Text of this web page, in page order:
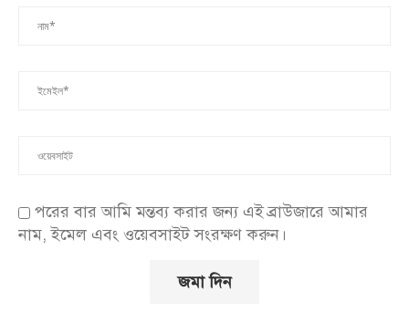
পরের বার আমি মন্তব্য করার জন্য এই ব্রাউজারে আমার
নাম, ইমেল এবং ওয়েবসাইট সংরক্ষণ করুন।